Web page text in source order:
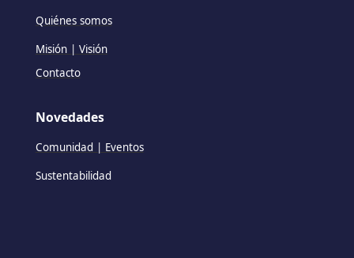
Quiénes somos
Misión | Visión
Contacto
Novedades
Comunidad | Eventos
Sustentabilidad